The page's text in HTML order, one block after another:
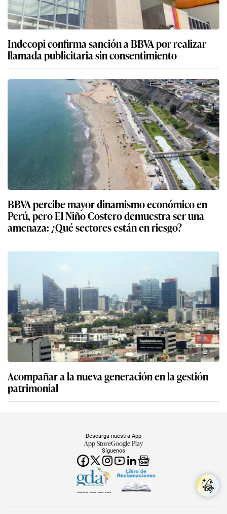
Indecopi confirma sanción a BBVA por realizar
llamada publicitaria sin consentimiento
BBVA percibe mayor dinamismo económico en
Perú, pero El Niño Costero demuestra ser una
amenaza: ¿Qué sectores están en riesgo?
Acompañar a la nueva generación en la gestión
patrimonial
Síguenos
Descarga nuestra App
App StoreGoogle Play
Miembro del Grupo de Diarios América